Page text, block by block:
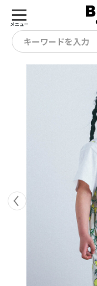
メニュー
キーワードを入力